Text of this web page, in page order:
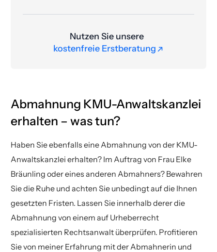
Nutzen Sie unsere
kostenfreie Erstberatung
Abmahnung KMU-Anwaltskanzlei
erhalten – was tun?
Haben Sie ebenfalls eine Abmahnung von der KMU-
Anwaltskanzlei erhalten? Im Auftrag von Frau Elke
Bräunling oder eines anderen Abmahners? Bewahren
Sie die Ruhe und achten Sie unbedingt auf die Ihnen
gesetzten Fristen. Lassen Sie innerhalb derer die
Abmahnung von einem auf Urheberrecht
spezialisierten Rechtsanwalt überprüfen. Profitieren
Sie von meiner Erfahrung mit der Abmahnerin und